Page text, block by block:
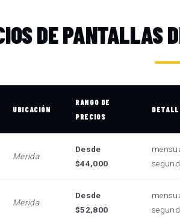
DE PANTALLAS
UBICACIÓN
RANGO DE
PRECIOS
Merida
Desde
$44,000
Merida
Desde
$52,800